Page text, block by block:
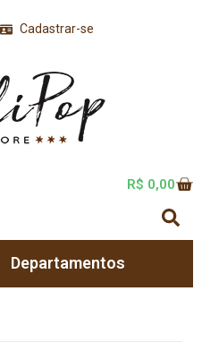
Cadastrar-se
R$ 0,00
Departamentos